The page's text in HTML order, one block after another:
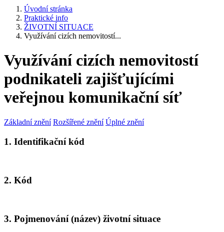
Úvodní stránka
Praktické info
ŽIVOTNÍ SITUACE
Využívání cizích nemovitostí...
Využívání cizích nemovitostí
podnikateli zajišťujícími
veřejnou komunikační síť
Základní znění Rozšířené znění Úplné znění
1. Identifikační kód
2. Kód
3. Pojmenování (název) životní situace